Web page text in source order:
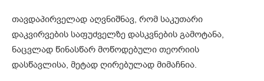
თავდაპირველად აღვნიშნავ, რომ საკუთარი
დაკვირვების საფუძველზე დასკვნების გამოტანა,
ნაცვლად წინასწარ მოწოდებული თეორიის
დასწავლისა, მეტად ღირებულად მიმაჩნია.